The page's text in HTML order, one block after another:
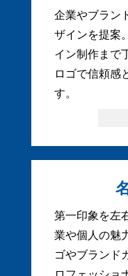
企業やブラン
ザインを提案
イン制作まで
ロゴで信頼感
す。
第一印象を左
業や個人の魅
ゴやブランド